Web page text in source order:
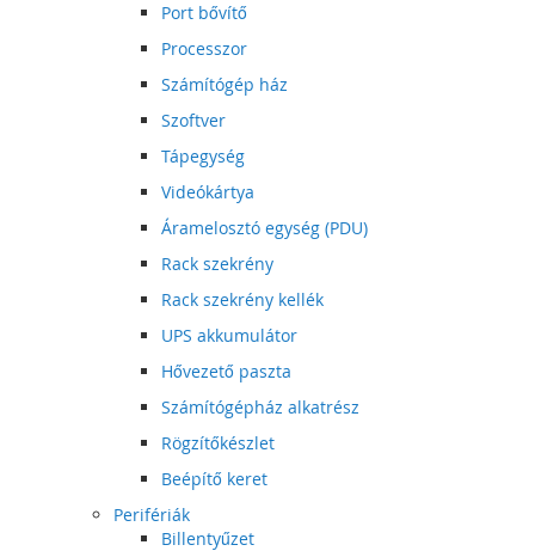
Port bővítő
Processzor
Számítógép ház
Szoftver
Tápegység
Videókártya
Áramelosztó egység (PDU)
Rack szekrény
Rack szekrény kellék
UPS akkumulátor
Hővezető paszta
Számítógépház alkatrész
Rögzítőkészlet
Beépítő keret
Perifériák
Billentyűzet